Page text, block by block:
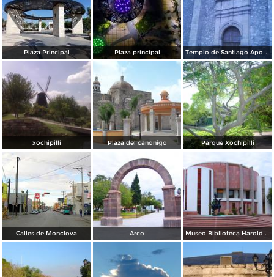
Plaza Principal Plaza principal Templo de Santiago Apostol
xochipilli Plaza del canonigo Parque Xochipilli
Calles de Monclova Arco Museo Biblioteca Harold Pape